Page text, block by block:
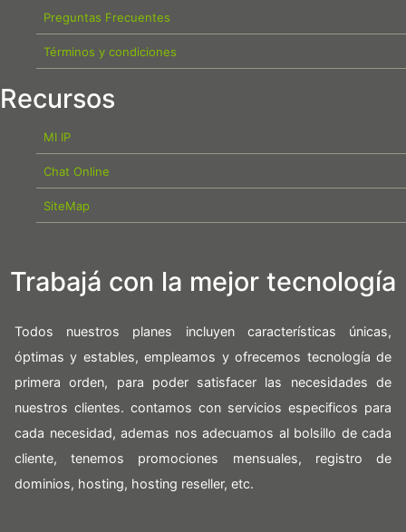
Preguntas Frecuentes
Términos y condiciones
Recursos
MI IP
Chat Online
SiteMap
Trabajá con la mejor tecnología
Todos nuestros planes incluyen características únicas,
óptimas y estables, empleamos y ofrecemos tecnología de
primera orden, para poder satisfacer las necesidades de
nuestros clientes. contamos con servicios especificos para
cada necesidad, ademas nos adecuamos al bolsillo de cada
cliente, tenemos promociones mensuales, registro de
dominios, hosting, hosting reseller, etc.